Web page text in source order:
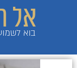
אל
בוא